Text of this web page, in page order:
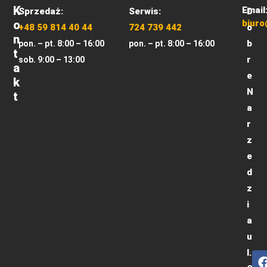
K
O
N
T
A
K
T
Sprzedaż:
+48 59 814 40 44
pon. – pt. 8:00 – 16:00
sob. 9:00 – 13:00
Serwis:
724 739 442
pon. – pt. 8:00 – 16:00
Email:
D
o
b
r
e
N
a
r
z
e
d
z
i
a
u
l.